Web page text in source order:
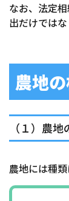
なお、法定
出だけでは
農地
（１）農
農地には種